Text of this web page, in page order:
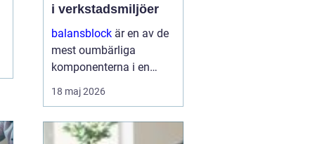
i verkstadsmiljöer
balansblock är en av de
mest oumbärliga
komponenterna i en
effektivt fungerande
verkstad. De underlättar
operatörerna, utan
18 maj 2026